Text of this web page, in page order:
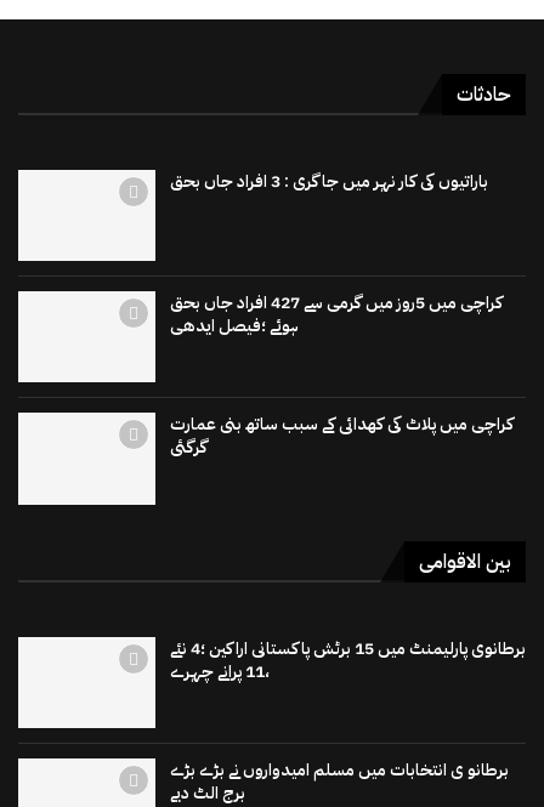
حادثات
باراتیوں کی کار نہر میں جاگری : 3 افراد جاں بحق
کراچی میں 5روز میں گرمی سے 427 افراد جاں بحق
ہوئے ؛فیصل ایدھی
کراچی میں پلاٹ کی کھدائی کے سبب ساتھ بنی عمارت
گرگئی
بین الاقوامی
برطانوی پارلیمنٹ میں 15 برٹش پاکستانی اراکین ؛4 نئے
،11 پرانے چہرے
برطانو ی انتخابات میں مسلم امیدواروں نے بڑے بڑے
برج الٹ دیے